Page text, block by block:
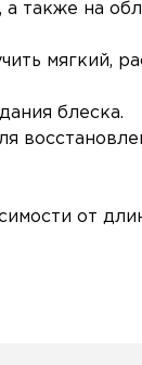
также на
мягкий,
блеска.
от